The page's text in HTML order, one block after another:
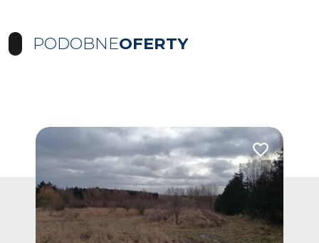
PODOBNEOFERTY
Dodaj do